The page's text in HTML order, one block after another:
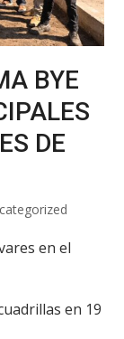
BYE
DE
en el
en 19